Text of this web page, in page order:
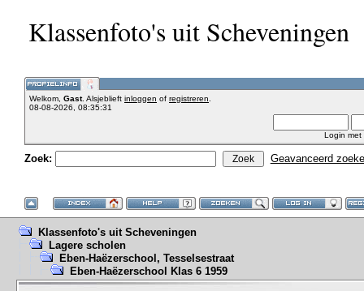
Klassenfoto's uit Scheveningen
Welkom, Gast. Alsjeblieft inloggen of registreren
08-08-2026, 08:35:31
Login met
Zoek: Geavanceerd
Klassenfoto's uit Scheveningen
Lagere scholen
Eben-Haëzerschool, Tesselsestraat
Eben-Haëzerschool Klas 6 1959